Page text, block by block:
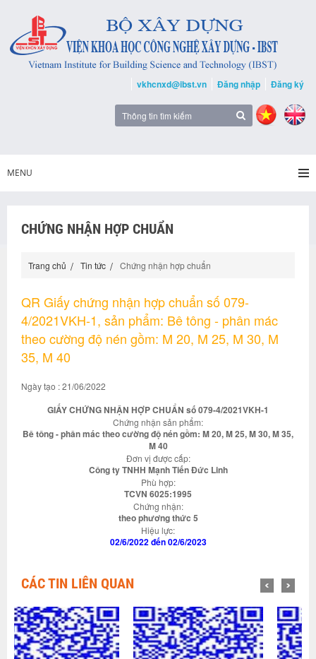
vkhcnxd@ibst.vn Đăng nhập Đăng ký
MENU
CHỨNG NHẬN HỢP CHUẨN
Trang chủ Tin tức Chứng nhận hợp chuẩn
QR Giấy chứng nhận hợp chuẩn số 079-
4/2021VKH-1, sản phẩm: Bê tông - phân mác
theo cường độ nén gồm: M 20, M 25, M 30, M
35, M 40
Ngày tạo : 21/06/2022
GIẤY CHỨNG NHẬN HỢP CHUẨN số 079-4/2021VKH-1
Chứng nhận sản phẩm:
Bê tông - phân mác theo cường độ nén gồm: M 20, M 25, M 30, M 35,
M 40
Đơn vị được cấp:
Công ty TNHH Mạnh Tiến Đức Linh
Phù hợp:
TCVN 6025:1995
Chứng nhận:
theo phương thức 5
Hiệu lực:
02/6/2022 đến 02/6/2023
CÁC TIN LIÊN QUAN